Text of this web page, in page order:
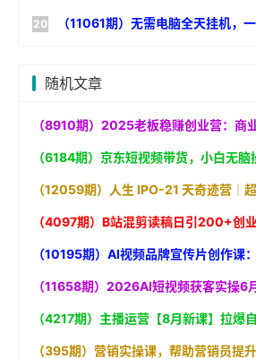
（11061期）无需电脑全天挂机，一部手机即可完成的CS2市场自动捡漏淘金
随机文章